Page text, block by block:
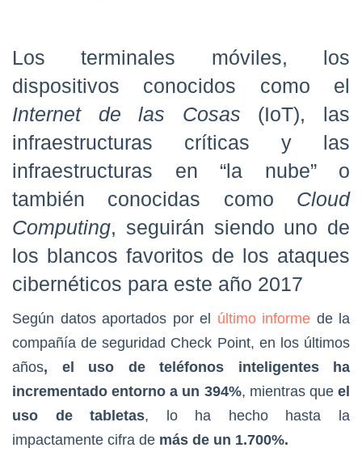
Los terminales móviles, los
dispositivos conocidos como el
Internet de las Cosas (IoT), las
infraestructuras críticas y las
infraestructuras en “la nube” o
también conocidas como Cloud
Computing, seguirán siendo uno de
los blancos favoritos de los ataques
cibernéticos para este año 2017
Según datos aportados por el último informe de la
compañía de seguridad Check Point, en los últimos
años, el uso de teléfonos inteligentes ha
incrementado entorno a un 394%, mientras queel
uso de tabletas, lo ha hecho hasta la
impactamente cifra de más de un 1.700%.